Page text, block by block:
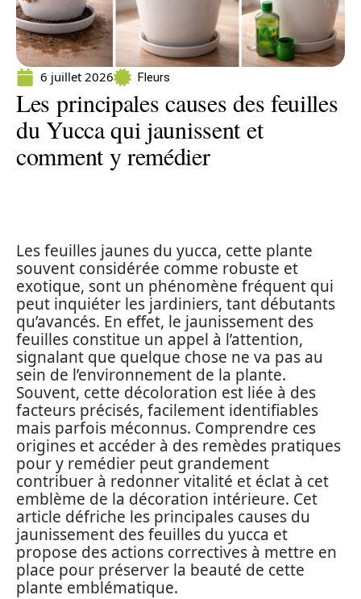
6 juillet 2026 Fleurs
Les principales causes des feuilles
du Yucca qui jaunissent et
comment y remédier
Les feuilles jaunes du yucca, cette plante
souvent considérée comme robuste et
exotique, sont un phénomène fréquent qui
peut inquiéter les jardiniers, tant débutants
qu’avancés. En effet, le jaunissement des
feuilles constitue un appel à l’attention,
signalant que quelque chose ne va pas au
sein de l’environnement de la plante.
Souvent, cette décoloration est liée à des
facteurs précisés, facilement identifiables
mais parfois méconnus. Comprendre ces
origines et accéder à des remèdes pratiques
pour y remédier peut grandement
contribuer à redonner vitalité et éclat à cet
emblème de la décoration intérieure. Cet
article défriche les principales causes du
jaunissement des feuilles du yucca et
propose des actions correctives à mettre en
place pour préserver la beauté de cette
plante emblématique.